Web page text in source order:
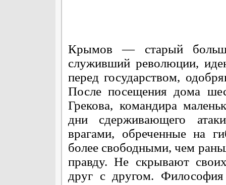
Крымов — старый
служивший революции,
перед государством,
После посещения дома
Грекова, командира
дни сдерживающего
врагами, обреченные на
более свободными, чем
правду. Не скрывают
друг с другом.